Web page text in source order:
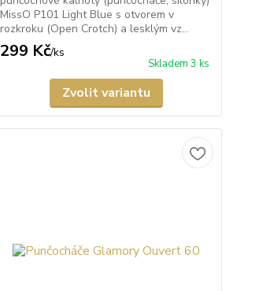
MissO P101 Light Blue s otvorem v
rozkroku (Open Crotch) a lesklým vz...
299 Kč/ks
Skladem 3 ks
Zvolit variantu